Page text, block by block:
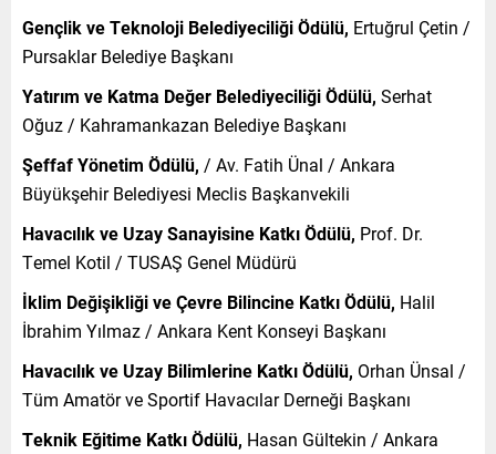
Gençlik ve Teknoloji Belediyeciliği Ödülü, Ertuğrul Çetin /
Pursaklar Belediye Başkanı
Yatırım ve Katma Değer Belediyeciliği Ödülü, Serhat
Oğuz / Kahramankazan Belediye Başkanı
Şeffaf Yönetim Ödülü, / Av. Fatih Ünal / Ankara
Büyükşehir Belediyesi Meclis Başkanvekili
Havacılık ve Uzay Sanayisine Katkı Ödülü, Prof. Dr.
Temel Kotil / TUSAŞ Genel Müdürü
İklim Değişikliği ve Çevre Bilincine Katkı Ödülü, Halil
İbrahim Yılmaz / Ankara Kent Konseyi Başkanı
Havacılık ve Uzay Bilimlerine Katkı Ödülü, Orhan Ünsal /
Tüm Amatör ve Sportif Havacılar Derneği Başkanı
Teknik Eğitime Katkı Ödülü, Hasan Gültekin / Ankara